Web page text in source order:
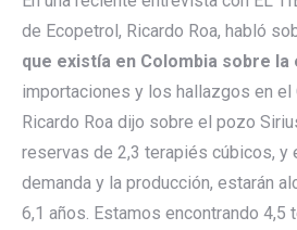
de Ecopetrol, Ricardo Roa, habló
que existía en Colombia sobre la
importaciones y los hallazgos en el
Ricardo Roa dijo sobre el pozo
reservas de 2,3 terapiés cúbicos, y
demanda y la producción, estarán
6,1 años. Estamos encontrando 4,5